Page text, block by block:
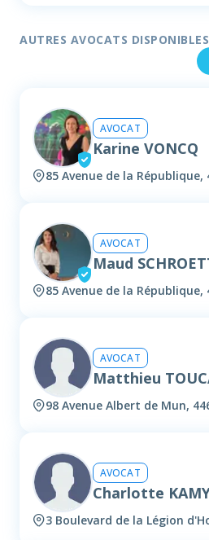
AUTRES AVOCATS
AVOCAT
Karine VONCQ
85 Avenue de la
AVOCAT
Maud
85 Avenue de la
AVOCAT
Matthieu
98 Avenue Albert de Mun,
AVOCAT
Charlotte